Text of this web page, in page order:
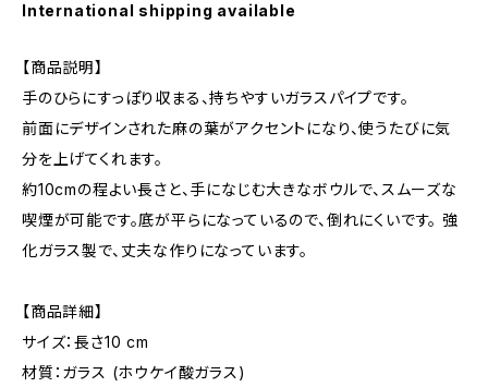
International shipping available
【商品説明】
手のひらにすっぽり収まる、持ちやすいガラスパイプです。
前面にデザインされた麻の葉がアクセントになり、使うたびに気
分を上げてくれます。
約10cmの程よい長さと、手になじむ大きなボウルで、スムーズな
喫煙が可能です。底が平らになっているので、倒れにくいです。 強
化ガラス製で、丈夫な作りになっています。
【商品詳細】
サイズ：長さ10 cm
材質：ガラス (ホウケイ酸ガラス)